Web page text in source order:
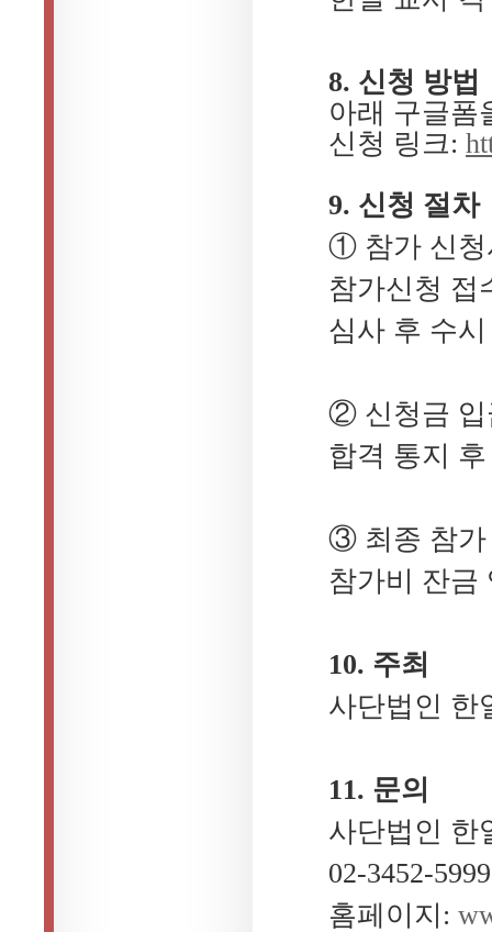
8. 신청 방법
아래 구글폼
신청 링크:
9. 신청 절차
① 참가 신청
참가신청 접
심사 후 수
② 신청금 입
합격 통지
③ 최종 참가
참가비 잔금
10. 주최
사단법인 한
11. 문의
사단법인 한
02-3452-5999
홈페이지: